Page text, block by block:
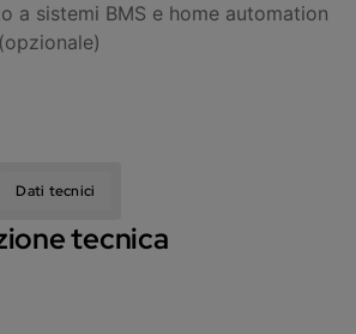
a sistemi BMS e home automation
Dati tecnici
tecnica